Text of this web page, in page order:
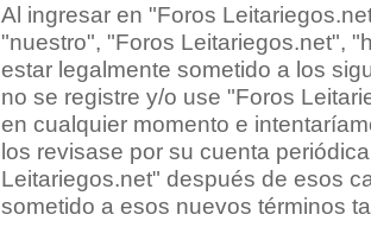
Al ingresar en "Foros
"nuestro", "Foros Leitariegos.net",
estar legalmente sometido a los
no se registre y/o use "Foros
en cualquier momento e
los revisase por su cuenta
Leitariegos.net" después de esos
sometido a esos nuevos términos